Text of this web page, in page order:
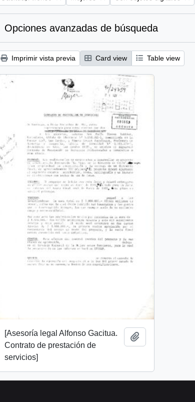
Opciones avanzadas de búsqueda
Imprimir vista previa Card view Table view
[Asesoría legal Alfonso Gacitua.
Contrato de prestación de
servicios]